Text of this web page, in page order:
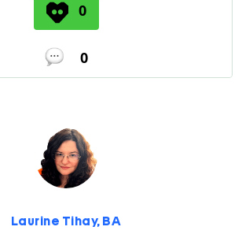
0
0
Laurine Tihay, BA